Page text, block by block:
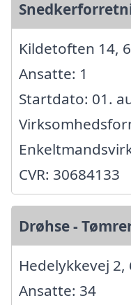
Kildetoften 14,
Ansatte: 1
Startdato: 01.
CVR: 30684133
Drøhse -
Hedelykkevej
Ansatte: 34